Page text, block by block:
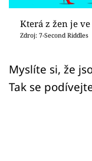
Přihlášení
Sledujte nás
Která z žen je
Zdroj: 7-Second Riddles
Myslíte si, že
Tak se